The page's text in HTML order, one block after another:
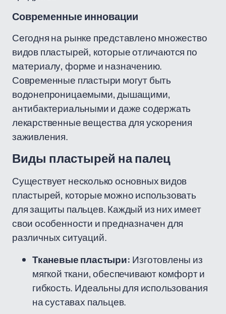
Современные инновации
Сегодня на рынке представлено множество
видов пластырей, которые отличаются по
материалу, форме и назначению.
Современные пластыри могут быть
водонепроницаемыми, дышащими,
антибактериальными и даже содержать
лекарственные вещества для ускорения
заживления.
Виды пластырей на палец
Существует несколько основных видов
пластырей, которые можно использовать
для защиты пальцев. Каждый из них имеет
свои особенности и предназначен для
различных ситуаций.
Тканевые пластыри: Изготовлены из
мягкой ткани, обеспечивают комфорт и
гибкость. Идеальны для использования
на суставах пальцев.